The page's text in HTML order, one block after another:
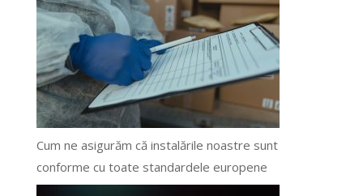
Cum ne asigurăm că instalările noastre sunt
conforme cu toate standardele europene